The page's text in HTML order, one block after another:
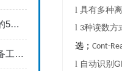
使用雷磁酸度计需注意的5个要点，你不知道吗
雷磁酸度计使用前的准备工作以及测量流程
l 具有多种
l 3种读数方
选； Cont-
l 自动识别